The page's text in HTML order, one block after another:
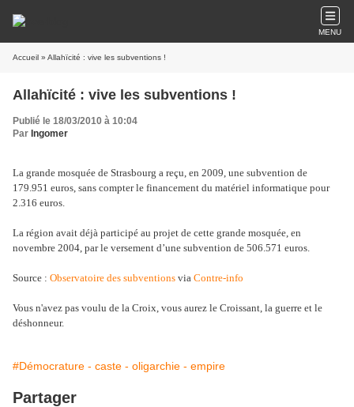
MENU
Accueil » Allahïcité : vive les subventions !
Allahïcité : vive les subventions !
Publié le 18/03/2010 à 10:04
Par Ingomer
La grande mosquée de Strasbourg a reçu, en 2009, une subvention de
179.951 euros, sans compter le financement du matériel informatique pour
2.316 euros.
La région avait déjà participé au projet de cette grande mosquée, en
novembre 2004, par le versement d’une subvention de 506.571 euros.
Source : Observatoire des subventions via Contre-info
Vous n'avez pas voulu de la Croix, vous aurez le Croissant, la guerre et le
déshonneur.
#Démocrature - caste - oligarchie - empire
Partager